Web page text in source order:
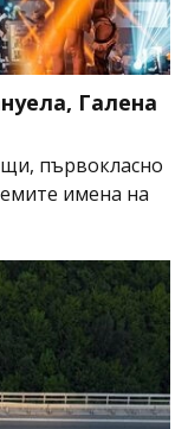
Галена
първокласно
имена на